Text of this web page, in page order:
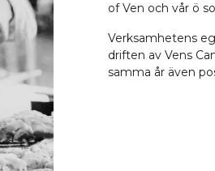
of Ven och vår ö
Verksamhetens
driften av Vens
samma år även